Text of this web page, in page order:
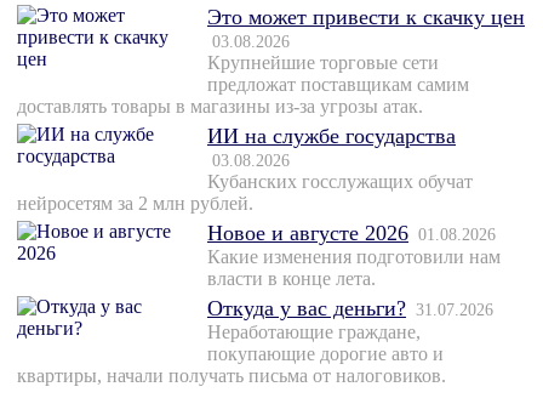
Это может привести к скачку цен
03.08.2026
Крупнейшие торговые сети
предложат поставщикам самим
доставлять товары в магазины из-за угрозы атак.
ИИ на службе государства
03.08.2026
Кубанских госслужащих обучат
нейросетям за 2 млн рублей.
Новое и августе 2026 01.08.2026
Какие изменения подготовили нам
власти в конце лета.
Откуда у вас деньги? 31.07.2026
Неработающие граждане,
покупающие дорогие авто и
квартиры, начали получать письма от налоговиков.